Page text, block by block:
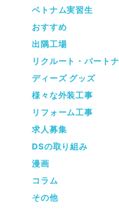
ベトナム実習生
おすすめ
出隅工場
リクルート・パート
ディーズ グッズ
様々な外装工事
リフォーム工事
求人募集
DSの取り組み
漫画
コラム
その他